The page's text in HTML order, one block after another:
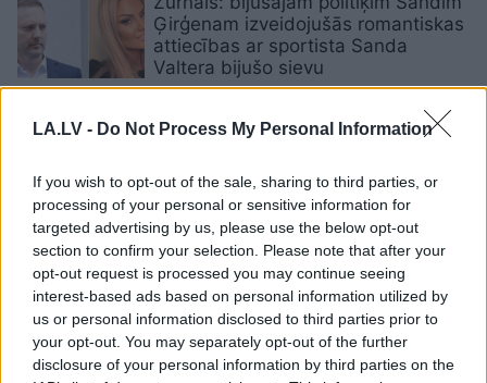
LA.LV - Do Not Process My Personal Information
If you wish to opt-out of the sale, sharing to third parties, or
processing of your personal or sensitive information for
targeted advertising by us, please use the below opt-out
section to confirm your selection. Please note that after your
opt-out request is processed you may continue seeing
interest-based ads based on personal information utilized by
us or personal information disclosed to third parties prior to
your opt-out. You may separately opt-out of the further
disclosure of your personal information by third parties on the
Ģirģenam izveidojušās romantiskas
attiecības ar sportista Sanda
Valtera bijušo sievu
FOTO.“Brīnums, kas sākās tieši
sieviete
FOTO. “Esmu jaunās attiecībās”:
erotisko romānu rakstniece Karīna
Račko atklāj, ka vairs nav brīva
sieviete
VIDEO. Madara Kiviča pirmo reizi